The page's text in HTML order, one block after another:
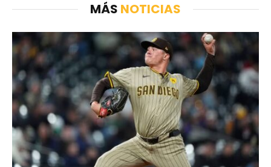
MÁS NOTICIAS